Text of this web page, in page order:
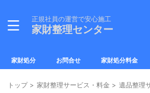
正規社員の運営で安心施工
家財整理センター
家財処分 お問合せ 家財処分料金
トップ> 家財整理サービス・料金 > 遺品整理